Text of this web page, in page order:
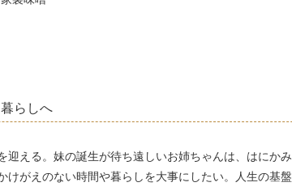
らしへ
える。妹の誕生が待ち遠しいお姉ちゃんは、はにか
けがえのない時間や暮らしを大事にしたい。人生の基